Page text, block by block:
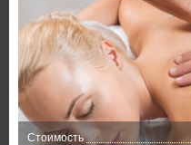
Стоимость